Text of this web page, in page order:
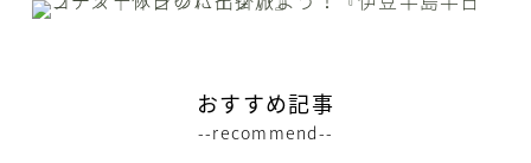
おすすめ記事
--recommend--